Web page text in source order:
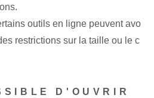
outils en ligne peuvent avo
⁢restrictions⁤ sur la taille ou le c
D'OUVRIR